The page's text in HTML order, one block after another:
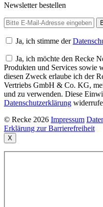
Newsletter bestellen
Ja, ich stimme der
Ja, ich möchte den Recke
Produkten und Services sowie
diesen Zweck erlaube ich der
Vertriebs GmbH & Co. KG,
und zu verwenden. Diese
Datenschutzerklärung
© Recke 2026 Impressum
Erklärung zur Barrierefreiheit
X